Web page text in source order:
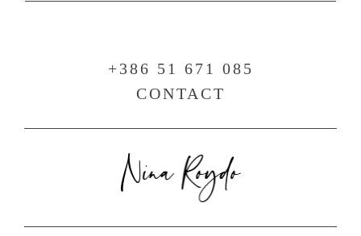
+386 51 671 085
CONTACT